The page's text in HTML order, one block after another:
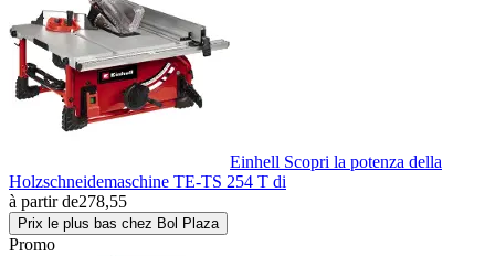
Einhell Scopri la potenza della
Holzschneidemaschine TE-TS 254 T di
à partir de278,55
Prix le plus bas chez Bol Plaza
Promo